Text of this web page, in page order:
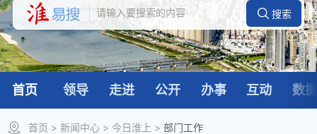
首页 领导 走进 公开 办事 互动 数
首页 > 新闻中心 > 今日淮上 > 部门工作